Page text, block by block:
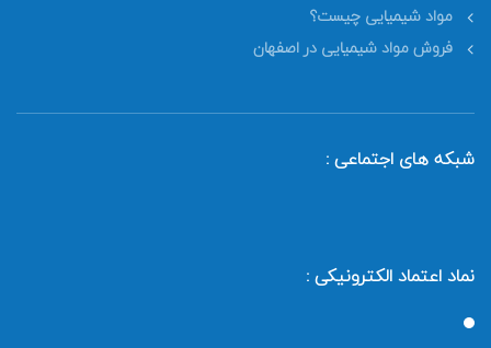
مواد شیمیایی چیست؟
فروش مواد شیمیایی در اصفهان
شبکه های اجتماعی :
نماد اعتماد الکترونیکی :